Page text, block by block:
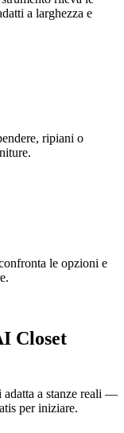
a larghezza e
ripiani o
le opzioni e
Closet
adatta a stanze reali —
per iniziare.